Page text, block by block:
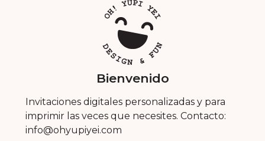
Bienvenido
Invitaciones digitales personalizadas y para
imprimir las veces que necesites. Contacto:
info@ohyupiyei.com